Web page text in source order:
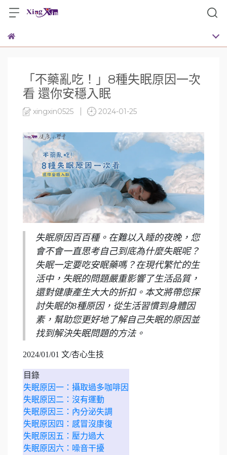
「不藥亂吃！」8種失眠原因一次
看 還你安穩入眠
xingxin0525 2024-01-25
失眠原因百百種。在難以入睡的夜晚，您
會不會一直思考自己到底為什麼失眠呢？
失眠一定要吃安眠藥嗎？在現代繁忙的生
活中，失眠的問題嚴重影響了生活品質，
還對健康產生大大的折扣。本文將帶您探
討失眠的8種原因，從生活習慣到身體因
素，幫助您更好地了解自己失眠的原因並
找到解決失眠問題的方法。
2024/01/01 文/杏心生技
目錄
失眠原因一：攝取過多咖啡因
失眠原因二：沒有運動
失眠原因三：內分泌失調
失眠原因四：感冒沒康復
失眠原因五：壓力過大
失眠原因六：噪音干擾